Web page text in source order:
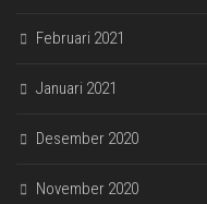
Februari 2021
Januari 2021
Desember 2020
November 2020